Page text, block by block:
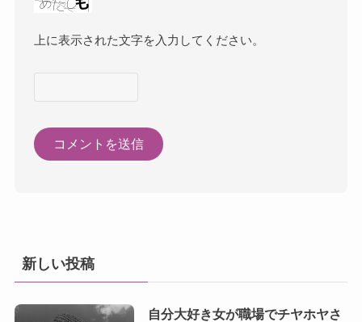
上に表示された文字を入力してください。
新しい投稿
自分大好き女が職場でチヤホヤさ